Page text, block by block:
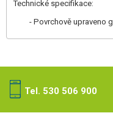
Technické specifikace:
- Povrchově upraveno
Tel. 530 506 900